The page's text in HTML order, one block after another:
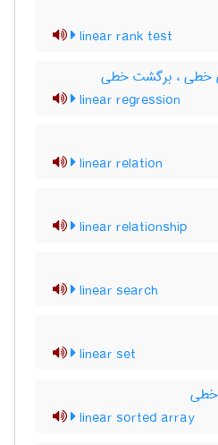
linear rank test
خطی ، برگشت خطی
linear regression
linear relation
linear relationship
linear search
linear set
خطی
linear sorted array